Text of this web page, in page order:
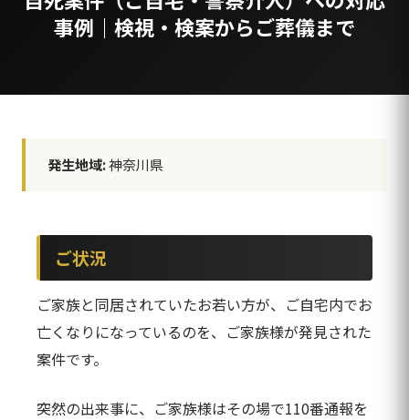
事例｜検視・検案からご葬儀まで
発生地域:神奈川県
ご状況
ご家族と同居されていたお若い方が、ご自宅内でお
亡くなりになっているのを、ご家族様が発見された
案件です。
突然の出来事に、ご家族様はその場で110番通報を